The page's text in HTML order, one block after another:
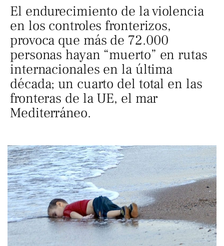
El endurecimiento de la violencia
en los controles fronterizos,
provoca que más de 72.000
personas hayan “muerto” en rutas
internacionales en la última
década; un cuarto del total en las
fronteras de la UE, el mar
Mediterráneo.